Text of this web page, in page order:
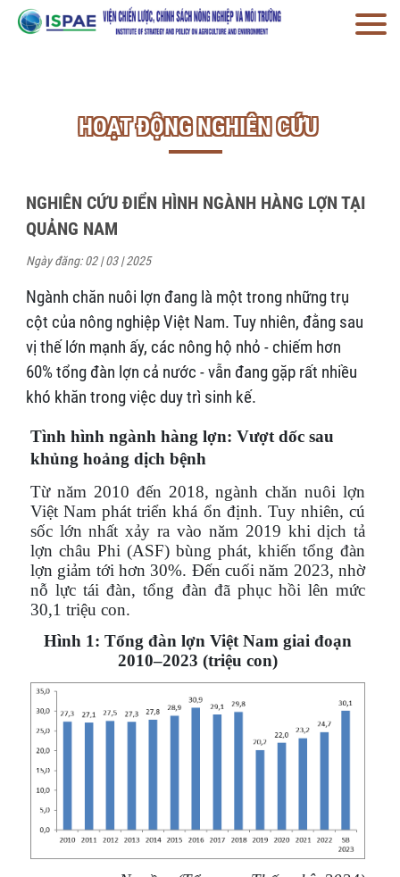
HOẠT ĐỘNG NGHIÊN CỨU
NGHIÊN CỨU ĐIỂN HÌNH NGÀNH HÀNG LỢN TẠI
QUẢNG NAM
Ngày đăng: 02 | 03 | 2025
Ngành chăn nuôi lợn đang là một trong những trụ
cột của nông nghiệp Việt Nam. Tuy nhiên, đằng sau
vị thế lớn mạnh ấy, các nông hộ nhỏ - chiếm hơn
60% tổng đàn lợn cả nước - vẫn đang gặp rất nhiều
khó khăn trong việc duy trì sinh kế.
Tình hình ngành hàng lợn: Vượt dốc sau
khủng hoảng dịch bệnh
Từ năm 2010 đến 2018, ngành chăn nuôi lợn
Việt Nam phát triển khá ổn định. Tuy nhiên, cú
sốc lớn nhất xảy ra vào năm 2019 khi dịch tả
lợn châu Phi (ASF) bùng phát, khiến tổng đàn
lợn giảm tới hơn 30%. Đến cuối năm 2023, nhờ
nỗ lực tái đàn, tổng đàn đã phục hồi lên mức
30,1 triệu con.
Hình 1: Tổng đàn lợn Việt Nam giai đoạn
2010–2023 (triệu con)